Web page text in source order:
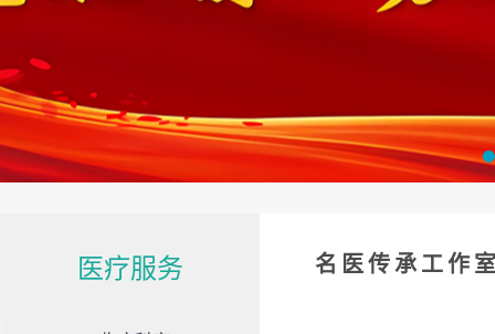
医疗服务 名医传承工作